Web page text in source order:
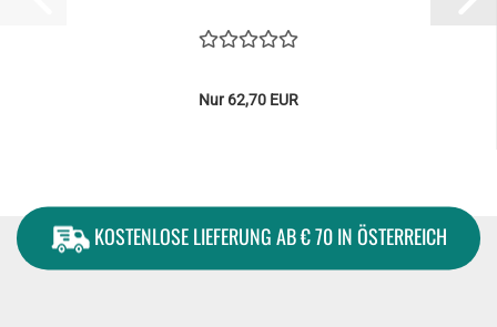
Nur 62,70 EUR
KOSTENLOSE LIEFERUNG AB € 70 IN ÖSTERREICH